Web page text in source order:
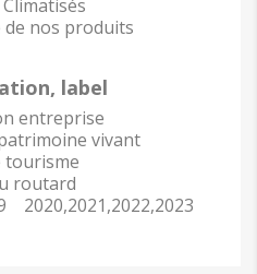
de nos produits
label
entreprise
vivant
tourisme
routard
2020,2021,2022,2023